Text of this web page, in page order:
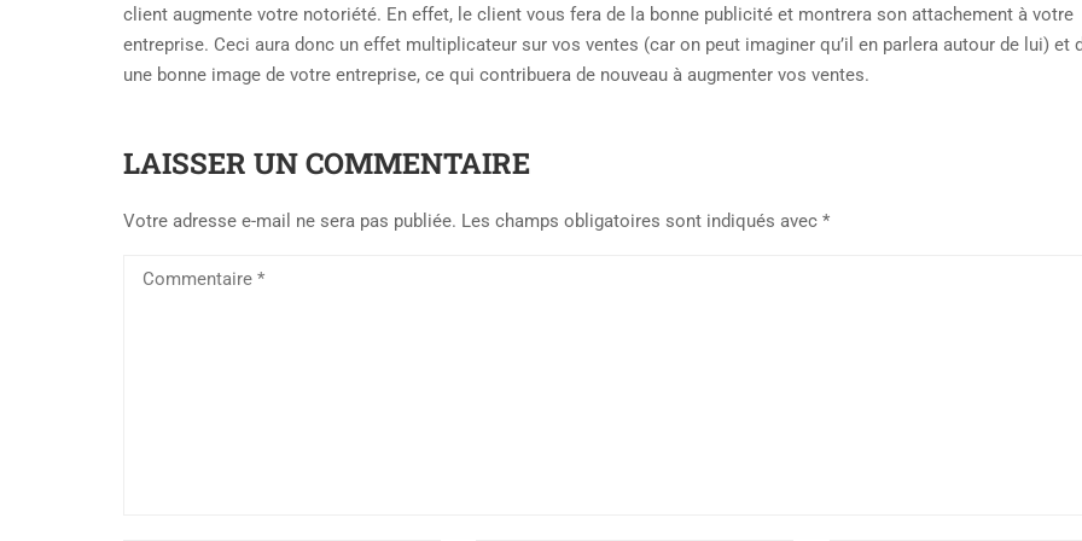
client augmente votre notoriété. En effet, le client vous fera de la bonne publicité et montrera son attachement à votre
entreprise. Ceci aura donc un effet multiplicateur sur vos ventes (car on peut imaginer qu’il en parlera autour de lui) et
une bonne image de votre entreprise, ce qui contribuera de nouveau à augmenter vos ventes.
LAISSER UN COMMENTAIRE
Votre adresse e-mail ne sera pas publiée. Les champs obligatoires sont indiqués avec *